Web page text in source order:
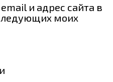
и адрес сайта в
моих